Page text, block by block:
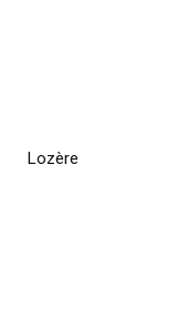
Lozère